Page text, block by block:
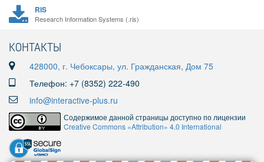
RIS
Research Information Systems (.ris)
КОНТАКТЫ
428000, г. Чебоксары, ул. Гражданская, Дом 75
Телефон: +7 (8352) 222-490
info@interactive-plus.ru
Содержимое данной страницы доступно по лицензии
Creative Commons «Attribution» 4.0 International